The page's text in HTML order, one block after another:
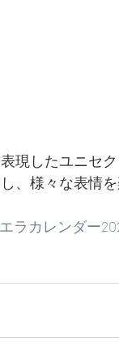
現したユニセ
、様々な表情
ラカレンダー